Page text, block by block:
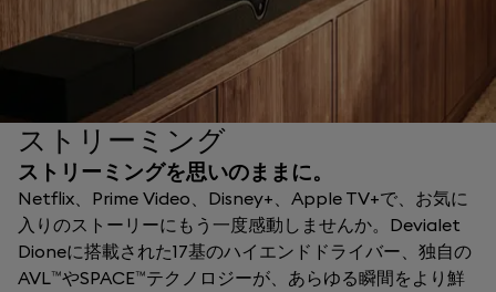
ストリーミング
ストリーミングを思いのままに。
Netflix、Prime Video、Disney+、Apple TV+で、お気に
入りのストーリーにもう一度感動しませんか。Devialet
Dioneに搭載された17基のハイエンドドライバー、独自の
AVL™やSPACE™テクノロジーが、あらゆる瞬間をより鮮